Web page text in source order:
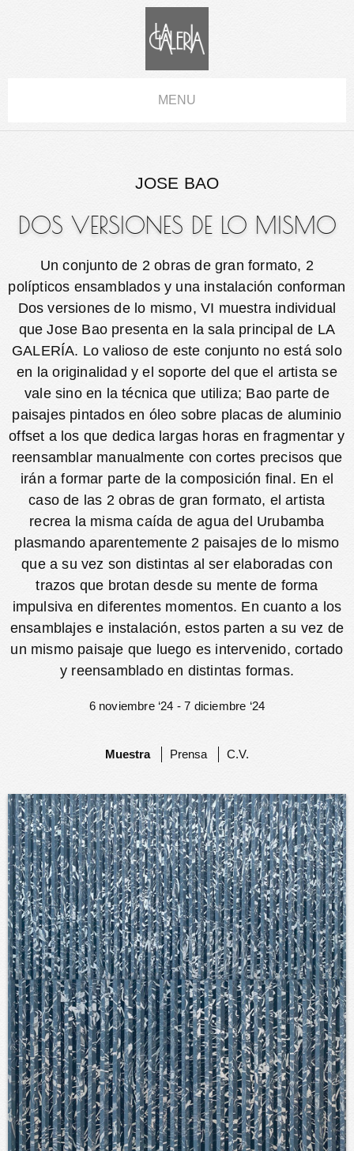
MENU
JOSE BAO
DOS VERSIONES DE LO MISMO
Un conjunto de 2 obras de gran formato, 2
polípticos ensamblados y una instalación conforman
Dos versiones de lo mismo, VI muestra individual
que Jose Bao presenta en la sala principal de LA
GALERÍA. Lo valioso de este conjunto no está solo
en la originalidad y el soporte del que el artista se
vale sino en la técnica que utiliza; Bao parte de
paisajes pintados en óleo sobre placas de aluminio
offset a los que dedica largas horas en fragmentar y
reensamblar manualmente con cortes precisos que
irán a formar parte de la composición final. En el
caso de las 2 obras de gran formato, el artista
recrea la misma caída de agua del Urubamba
plasmando aparentemente 2 paisajes de lo mismo
que a su vez son distintas al ser elaboradas con
trazos que brotan desde su mente de forma
impulsiva en diferentes momentos. En cuanto a los
ensamblajes e instalación, estos parten a su vez de
un mismo paisaje que luego es intervenido, cortado
y reensamblado en distintas formas.
6 noviembre ‘24 - 7 diciembre ‘24
Muestra Prensa C.V.